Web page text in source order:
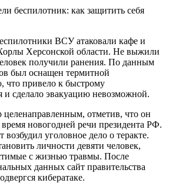
беспилотник: как защитить себя
ВСУ атаковали кафе и
Херсонской области. Не выжили
получили ранения. По данным
был оснащен термитной
что привело к быстрому
и сделало эвакуацию невозможной.
целенаправленным, отметив, что он
новогодней речи президента РФ.
уголовное дело о теракте.
личности девяти человек,
с жизнью травмы. После
данных сайт правительства
кибератаке.